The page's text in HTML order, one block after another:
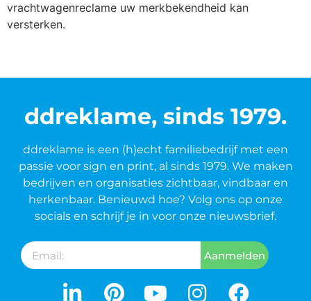
vrachtwagenreclame uw merkbekendheid kan
versterken.
ddreklame, sinds 1979.
ddreklame is een (h)echt familiebedrijf met een
passie voor sign en print, al sinds 1979. We maken
bedrijven en organisaties zichtbaar, vindbaar en
herkenbaar. Benieuwd hoe? Volg ons op onze
socials en schrijf je in voor onze nieuwsbrief.
Aanmelden